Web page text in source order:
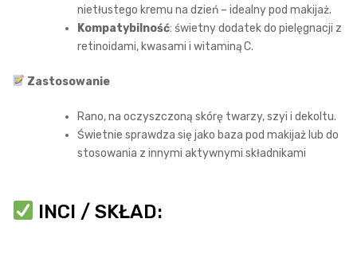
nietłustego kremu na dzień – idealny pod makijaż.
Kompatybilność: świetny dodatek do pielęgnacji z
retinoidami, kwasami i witaminą C.
Zastosowanie
Rano, na oczyszczoną skórę twarzy, szyi i dekoltu.
Świetnie sprawdza się jako baza pod makijaż lub do
stosowania z innymi aktywnymi składnikami
INCI / SKŁAD: